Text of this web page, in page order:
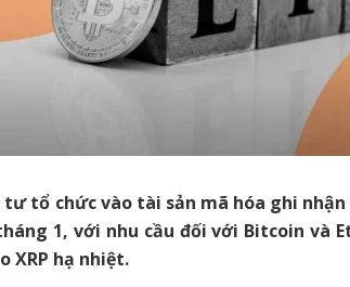
tư tổ chức vào tài sản mã hóa ghi
1, với nhu cầu đối với Bitcoin và
XRP hạ nhiệt.